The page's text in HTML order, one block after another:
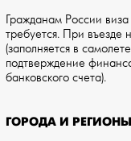
Гражданам России
требуется. При въезде
(заполняется в
подтверждение
банковского счета).
ГОРОДА И РЕГИОНЫ